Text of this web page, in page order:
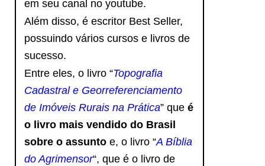
em seu canal no youtube.
Além disso, é escritor Best Seller,
possuindo vários cursos e livros de
sucesso.
Entre eles, o livro “Topografia
Cadastral e Georreferenciamento
de Imóveis Rurais na Prática” queé
o livro mais vendido do Brasil
sobre o assuntoe, o livro “A Bíblia
do Agrimensor“, que é o livro de